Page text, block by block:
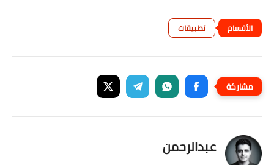
تطبيقات
عبدالرحمن